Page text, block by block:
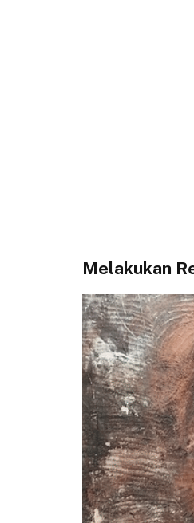
Melakukan